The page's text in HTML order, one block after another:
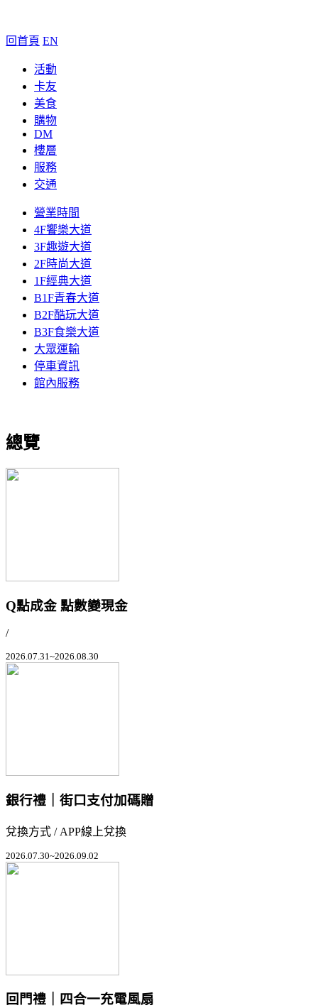
回首頁 EN
活動
卡友
美食
購物
DM
樓層
服務
交通
營業時間
4F饗樂大道
3F趣遊大道
2F時尚大道
1F經典大道
B1F青春大道
B2F酷玩大道
B3F食樂大道
大眾運輸
停車資訊
館內服務
總覽
Q點成金 點數變現金
/
2026.07.31~2026.08.30
銀行禮｜街口支付加碼贈
兌換方式 / APP線上兌換
2026.07.30~2026.09.02
回門禮｜四合一充電風扇